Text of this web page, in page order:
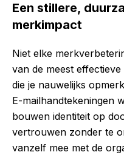
Een stillere,
merkimpact
Niet elke
van de meest
die je nauwelijks
E-mailhandtekeningen
bouwen identiteit op
vertrouwen zonder te
vanzelf mee met de